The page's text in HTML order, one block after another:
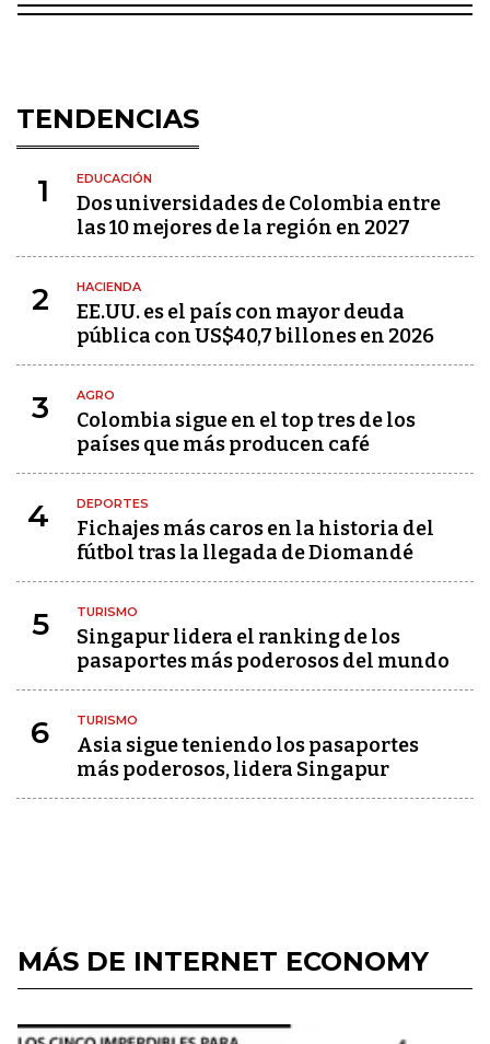
TENDENCIAS
1 EDUCACIÓN
Dos universidades de Colombia entre
las 10 mejores de la región en 2027
2 HACIENDA
EE.UU. es el país con mayor deuda
pública con US$40,7 billones en 2026
3 AGRO
Colombia sigue en el top tres de los
países que más producen café
4 DEPORTES
Fichajes más caros en la historia del
fútbol tras la llegada de Diomandé
5 TURISMO
Singapur lidera el ranking de los
pasaportes más poderosos del mundo
6 TURISMO
Asia sigue teniendo los pasaportes
más poderosos, lidera Singapur
MÁS DE INTERNET ECONOMY